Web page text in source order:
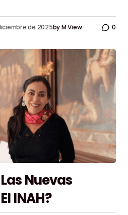
de 2025byM View 0
Nuevas
INAH?